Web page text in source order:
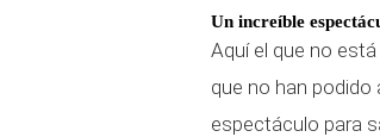
Un increíble
Aquí el que no
que no han podido
espectáculo para